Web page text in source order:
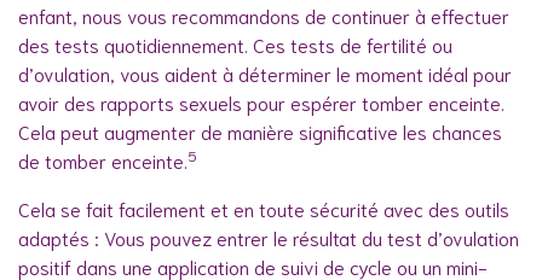
enfant, nous vous recommandons de continuer à effectuer
des tests quotidiennement. Ces tests de fertilité ou
d’ovulation, vous aident à déterminer le moment idéal pour
avoir des rapports sexuels pour espérer tomber enceinte.
Cela peut augmenter de manière significative les chances
de tomber enceinte. 5
Cela se fait facilement et en toute sécurité avec des outils
adaptés : Vous pouvez entrer le résultat du test d’ovulation
positif dans une application de suivi de cycle ou un mini-